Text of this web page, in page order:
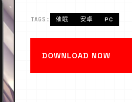
TAGS: 催眠 安卓 PC
DOWNLOAD NOW